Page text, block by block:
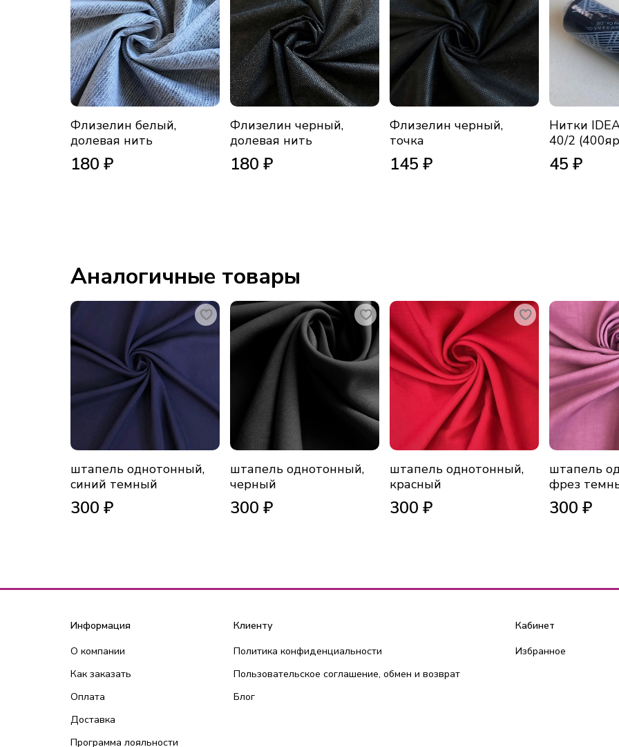
Флизелин белый,
долевая нить
180 ₽
Флизелин черный,
долевая нить
180 ₽
Флизелин черный,
точка
145 ₽
Нитки
40/2
45 ₽
Аналогичные товары
штапель однотонный,
синий темный
300 ₽
штапель однотонный,
черный
300 ₽
штапель однотонный,
красный
300 ₽
штапель
фрез
300 ₽
Информация
О компании
Как заказать
Оплата
Доставка
Программа лояльности
Клиенту
Политика конфиденциальности
Пользовательское соглашение, обмен и возврат
Блог
Кабинет
Избранное